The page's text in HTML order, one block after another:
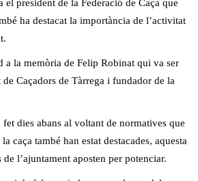
president de la Federació de Caça que
ha destacat la importància de l’activitat
a la memòria de Felip Robinat qui va ser
Caçadors de Tàrrega i fundador de la
fet dies abans al voltant de normatives que
caça també han estat destacades, aquesta
l’ajuntament aposten per potenciar.